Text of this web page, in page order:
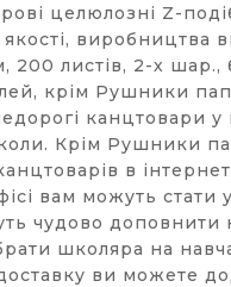
целюлозні Z-
якості,
200 листів, 2-х
крім Рушники
канцтовари
Крім Рушники
в
вам можуть
чудово доповнити
школяра на
ви можете